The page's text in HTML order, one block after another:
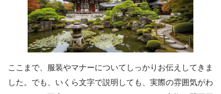
ここまで、服装やマナーについてしっかりお伝えしてきま
した。でも、いくら文字で説明しても、実際の雰囲気がわ